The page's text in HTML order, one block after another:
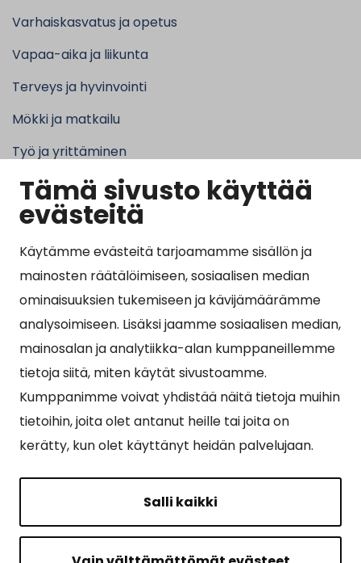
Tämä sivusto käyttää
evästeitä
Käytämme evästeitä tarjoamamme sisällön ja
mainosten räätälöimiseen, sosiaalisen median
ominaisuuksien tukemiseen ja kävijämäärämme
analysoimiseen. Lisäksi jaamme sosiaalisen median,
mainosalan ja analytiikka-alan kumppaneillemme
tietoja siitä, miten käytät sivustoamme.
Kumppanimme voivat yhdistää näitä tietoja muihin
tietoihin, joita olet antanut heille tai joita on
kerätty, kun olet käyttänyt heidän palvelujaan.
Salli kaikki
Varhaiskasvatus ja opetus
Vapaa-aika ja liikunta
Terveys ja hyvinvointi
Mökki ja matkailu
Työ ja yrittäminen
Kunta ja hallinto
Suosituimmat sivut
Esityslistat, pöytäkirjat, viranhaltijapäätökset ja
kuulutukset
Tietoa ja ohjeistusta koronavirukseen liittyen
Asiointipiste
Sähköinen asiointi
Yhteydenotto
Tilavaraus